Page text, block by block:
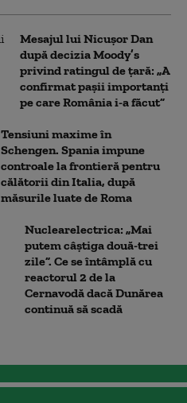
Mesajul lui Nicușor Dan
după decizia Moody’s
privind ratingul de țară: „A
confirmat pașii importanți
pe care România i-a făcut”
Tensiuni maxime în
Schengen. Spania impune
controale la frontieră pentru
călătorii din Italia, după
măsurile luate de Roma
Nuclearelectrica: „Mai
putem câștiga două-trei
zile”. Ce se întâmplă cu
reactorul 2 de la
Cernavodă dacă Dunărea
continuă să scadă